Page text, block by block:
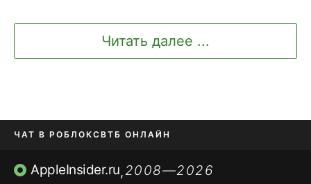
Читать далее ...
ЧАТ В РОБЛОКСВТБ ОНЛАЙН
ПРИЛОЖЕНИЯ APP STORE
AppleInsider.ru,2008—2026